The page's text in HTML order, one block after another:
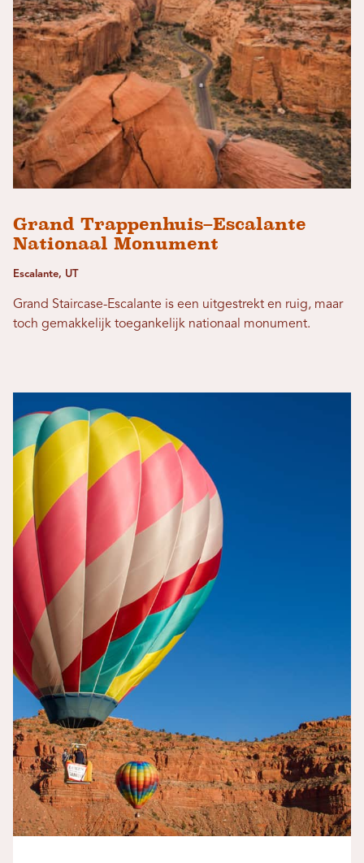
Grand Trappenhuis–Escalante
Nationaal Monument
Escalante, UT
Grand Staircase-Escalante is een uitgestrekt en ruig, maar
toch gemakkelijk toegankelijk nationaal monument.